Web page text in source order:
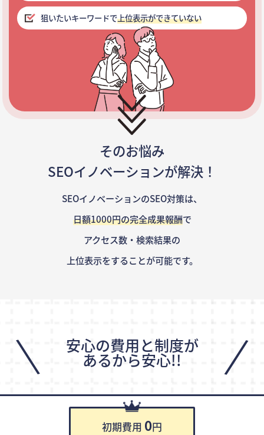
狙いたいキーワードで上位表示ができていない
そのお悩み
SEOイノベーションが解決！
SEOイノベーションのSEO対策は、
日額1000円の完全成果報酬で
アクセス数・検索結果の
上位表示をすることが可能です。
\ 安心の費用と制度が
あるから安心!! /
初期費用 0円